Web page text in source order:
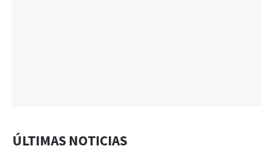
ÚLTIMAS NOTICIAS